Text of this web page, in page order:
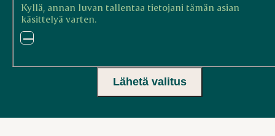
Kyllä, annan luvan tallentaa tietojani tämän asian
käsittelyä varten.